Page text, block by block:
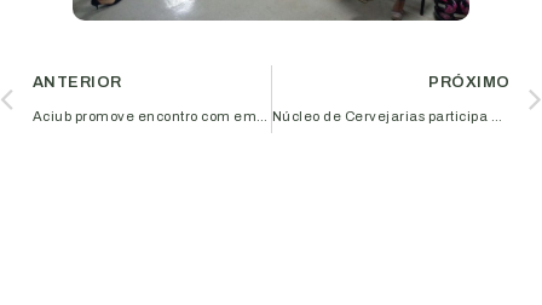
ANTERIOR PRÓXIMO